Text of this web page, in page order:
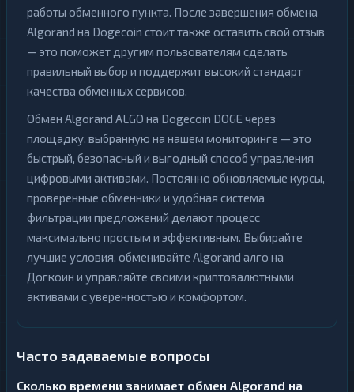
работы обменного пункта. После завершения обмена
Algorand на Dogecoin стоит также оставить свой отзыв
— это поможет другим пользователям сделать
правильный выбор и поддержит высокий стандарт
качества обменных сервисов.
Обмен Algorand ALGO на Dogecoin DOGE через
площадку, выбранную на нашем мониторинге — это
быстрый, безопасный и выгодный способ управления
цифровыми активами. Постоянно обновляемые курсы,
проверенные обменники и удобная система
фильтрации предложений делают процесс
максимально простым и эффективным. Выбирайте
лучшие условия, обменивайте Algorand алго на
Догкоин и управляйте своими криптовалютными
активами с уверенностью и комфортом.
Часто задаваемые вопросы
Сколько времени занимает обмен Algorand на